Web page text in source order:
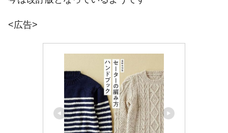
<広告>